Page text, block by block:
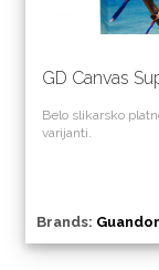
GD Canvas
Belo slikarsko
varijanti.
Brands: